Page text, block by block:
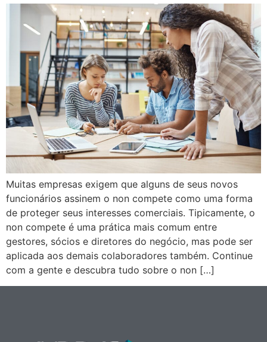
Muitas empresas exigem que alguns de seus novos
funcionários assinem o non compete como uma forma
de proteger seus interesses comerciais. Tipicamente, o
non compete é uma prática mais comum entre
gestores, sócios e diretores do negócio, mas pode ser
aplicada aos demais colaboradores também. Continue
com a gente e descubra tudo sobre o non […]